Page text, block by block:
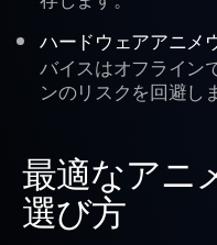
ハードウェアアニメ
バイスはオフライン
ンのリスクを回避し
最適なアニ
選び方